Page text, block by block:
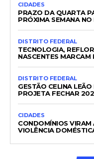
CIDADES
PRAZO DA QUARTA
PRÓXIMA SEMANA NO
DISTRITO FEDERAL
TECNOLOGIA,
NASCENTES
DISTRITO FEDERAL
GESTÃO CELINA
PROJETA FECHAR
CIDADES
CONDOMÍNIOS
VIOLÊNCIA